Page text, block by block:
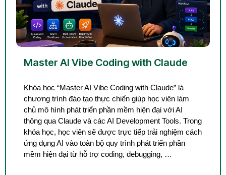
Master AI Vibe Coding with Claude
Khóa học “Master AI Vibe Coding with Claude” là
chương trình đào tạo thực chiến giúp học viên làm
chủ mô hình phát triển phần mềm hiện đại với AI
thông qua Claude và các AI Development Tools. Trong
khóa học, học viên sẽ được trực tiếp trải nghiệm cách
ứng dụng AI vào toàn bộ quy trình phát triển phần
mềm hiện đại từ hỗ trợ coding, debugging, …